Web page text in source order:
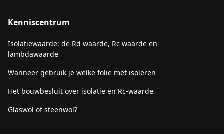
Kenniscentrum
Isolatiewaarde: de Rd waarde, Rc waarde en
lambdawaarde
Wanneer gebruik je welke folie met isoleren
Het bouwbesluit over isolatie en Rc-waarde
Glaswol of steenwol?